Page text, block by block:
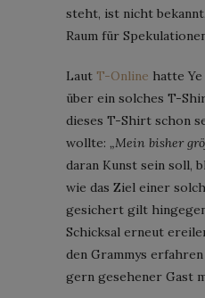
steht, ist nicht
Raum für
Laut T-Online hatte
über ein solches T-
dieses T-Shirt schon
wollte: „Mein bisher
daran Kunst sein soll,
wie das Ziel einer
gesichert gilt
Schicksal erneut
den Grammys
gern gesehener Gast